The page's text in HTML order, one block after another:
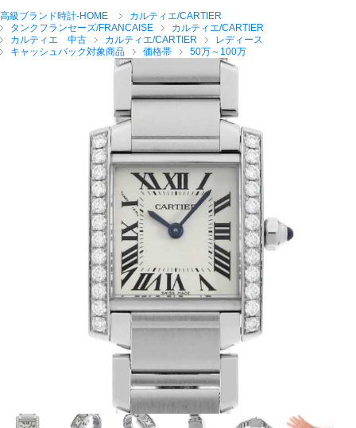
ブランドから探す
全てのブランドを見
ロレックス
フィリップ
オーデマピゲ
高級ブランド時計-HOME
カルティエ/CARTIER
タンクフランセーズ/FRANCAISE
カルティエ/CARTIER
カルティエ 中古
カルティエ/CARTIER
レディース
キャッシュバック対象商品
価格帯 50万～100万